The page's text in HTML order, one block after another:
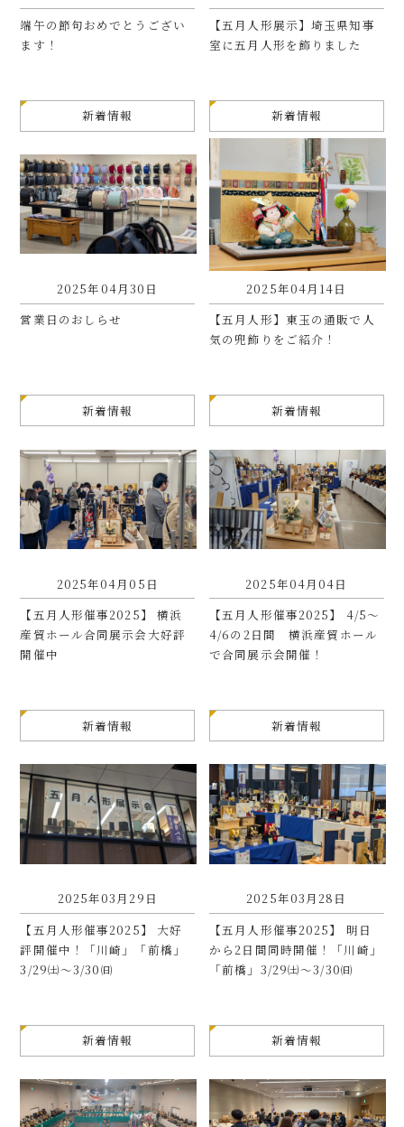
端午の節句おめでとうござい
ます！
【五月人形展示】埼玉県知事
室に五月人形を飾りました
新着情報
2025年04月30日
営業日のおしらせ
新着情報
2025年04月14日
【五月人形】東玉の通販で人
気の兜飾りをご紹介！
新着情報
2025年04月05日
【五月人形催事2025】 横浜
産貿ホール合同展示会大好評
開催中
新着情報
2025年04月04日
【五月人形催事2025】 4/5～
4/6の2日間 横浜産貿ホール
で合同展示会開催！
新着情報
2025年03月29日
【五月人形催事2025】 大好
評開催中！「川崎」「前橋」
3/29㈯～3/30㈰
新着情報
2025年03月28日
【五月人形催事2025】 明日
から2日間同時開催！「川崎」
「前橋」3/29㈯～3/30㈰
新着情報 新着情報